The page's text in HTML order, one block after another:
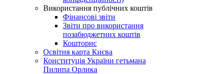
Використання публічних коштів
Фінансові звіти
Звіти про використання
позабюджетних коштів
Кошторис
Освітня карта Києва
Конституція України гетьмана
Пилипа Орлика